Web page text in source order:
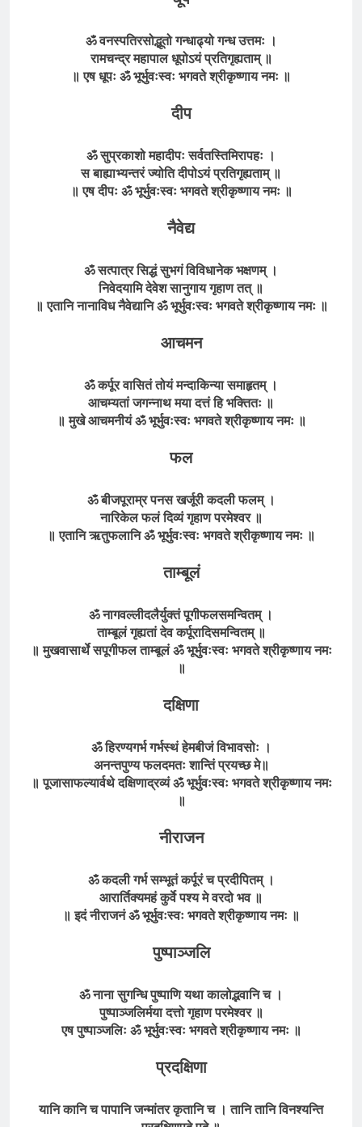
ॐ वनस्पतिरसोद्भूतो गन्धाढ्यो गन्ध उत्तमः ।
रामचन्द्र महापाल धूपोऽयं प्रतिगृह्यताम् ॥
॥ एष धूपः ॐ भूर्भुवःस्वः भगवतेश्रीकृष्णायनमः ॥
दीप
ॐ सुप्रकाशो महादीपः सर्वतस्तिमिरापहः ।
स बाह्याभ्यन्तरं ज्योति दीपोऽयं प्रतिगृह्यताम् ॥
॥ एष दीपः ॐ भूर्भुवःस्वः भगवते श्रीकृष्णाय नमः ॥
नैवेद्य
ॐ सत्पात्र सिद्धं सुभगं विविधानेक भक्षणम् ।
निवेदयामि देवेश सानुगाय गृहाण तत् ॥
॥ एतानि नानाविध नैवेद्यानि ॐ भूर्भुवःस्वः भगवते श्रीकृष्णाय नमः ॥
आचमन
ॐ कर्पूर वासितं तोयं मन्दाकिन्या समाहृतम् ।
आचम्यतां जगन्नाथ मया दत्तं हि भक्तितः ॥
॥ मुखे आचमनीयं ॐ भूर्भुवःस्वः भगवते श्रीकृष्णाय नमः ॥
फल
ॐ बीजपूराम्र पनस खर्जूरी कदली फलम् ।
नारिकेल फलं दिव्यं गृहाण परमेश्वर ॥
॥ एतानि ऋतुफलानि ॐ भूर्भुवःस्वः भगवते श्रीकृष्णाय नमः ॥
ताम्बूलं
ॐ नागवल्लीदलैर्युक्तं पूगीफलसमन्वितम् ।
ताम्बूलं गृह्यतां देव कर्पूरादिसमन्वितम् ॥
॥ मुखवासार्थे सपूगीफल ताम्बूलंॐ भूर्भुवःस्वः भगवतेश्रीकृष्णायनमः
॥
दक्षिणा
ॐ हिरण्यगर्भ गर्भस्थं हेमबीजं विभावसोः ।
अनन्तपुण्य फलदमतः शान्तिं प्रयच्छ मे॥
॥पूजासाफल्यार्वथे दक्षिणाद्रव्यं ॐ भूर्भुवःस्वः भगवतेश्रीकृष्णायनमः
॥
नीराजन
ॐ कदली गर्भ सम्भूतं कर्पूरं च प्रदीपितम् ।
आरार्तिक्यमहं कुर्वे पश्य मे वरदो भव ॥
॥ इदं नीराजनं ॐ भूर्भुवःस्वः भगवते श्रीकृष्णाय नमः ॥
पुष्पाञ्जलि
ॐ नाना सुगन्धि पुष्पाणि यथा कालोद्भवानि च ।
पुष्पाञ्जलिर्मया दत्तो गृहाण परमेश्वर ॥
एष पुष्पाञ्जलिः ॐ भूर्भुवःस्वः भगवते श्रीकृष्णाय नमः ॥
प्रदक्षिणा
यानि कानि च पापानि जन्मांतर कृतानि च । तानि तानि विनश्यन्ति